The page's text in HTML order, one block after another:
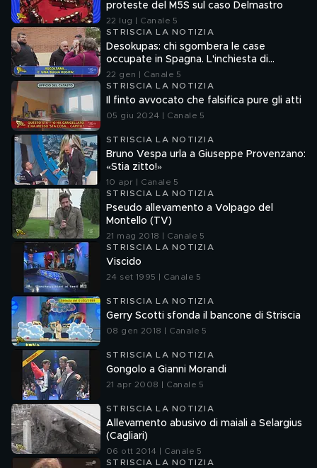
proteste del M5S sul caso Delmastro
22 lug | Canale 5
STRISCIA LA NOTIZIA
Desokupas: chi sgombera le case
occupate in Spagna. L'inchiesta di
Francesco Mazza
22 gen | Canale 5
STRISCIA LA NOTIZIA
Il finto avvocato che falsifica pure gli atti
05 giu 2024 | Canale 5
STRISCIA LA NOTIZIA
Bruno Vespa urla a Giuseppe Provenzano:
«Stia zitto!»
10 apr | Canale 5
STRISCIA LA NOTIZIA
Pseudo allevamento a Volpago del
Montello (TV)
21 mag 2018 | Canale 5
STRISCIA LA NOTIZIA
Viscido
24 set 1995 | Canale 5
STRISCIA LA NOTIZIA
Gerry Scotti sfonda il bancone di Striscia
08 gen 2018 | Canale 5
STRISCIA LA NOTIZIA
Gongolo a Gianni Morandi
21 apr 2008 | Canale 5
STRISCIA LA NOTIZIA
Allevamento abusivo di maiali a Selargius
(Cagliari)
06 ott 2014 | Canale 5
STRISCIA LA NOTIZIA